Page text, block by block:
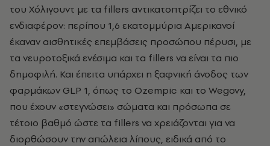
του Χόλιγουντ με τα fillers αντικατοπτρίζει το εθνικό
ενδιαφέρον: περίπου 1,6 εκατομμύρια Αμερικανοί
έκαναν αισθητικές επεμβάσεις προσώπου πέρυσι, με
τα νευροτοξικά ενέσιμα και τα fillers να είναι τα πιο
δημοφιλή. Και έπειτα υπάρχει η ξαφνική άνοδος των
φαρμάκων GLP 1, όπως το Ozempic και το Wegovy,
που έχουν «στεγνώσει» σώματα και πρόσωπα σε
τέτοιο βαθμό ώστε τα fillers να χρειάζονται για να
διορθώσουν την απώλεια λίπους, ειδικά από το